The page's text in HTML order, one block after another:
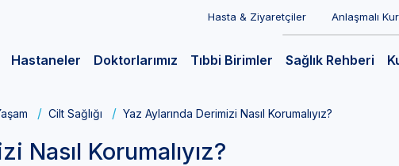
Hasta & Ziyaretçiler Anlaşmalı
Hastaneler Doktorlarımız Tıbbi Birimler Sağlık Rehberi
Cilt Sağlığı Yaz Aylarında Derimizi Nasıl Korumalıyız?
Nasıl Korumalıyız?